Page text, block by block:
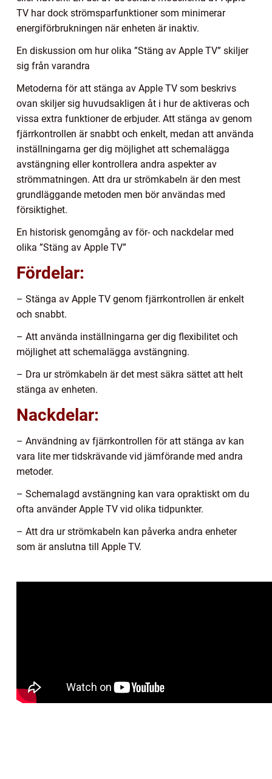
TV har dock strömsparfunktioner som minimerar
energiförbrukningen när enheten är inaktiv.
En diskussion om hur olika ”Stäng av Apple TV” skiljer
sig från varandra
Metoderna för att stänga av Apple TV som beskrivs
ovan skiljer sig huvudsakligen åt i hur de aktiveras och
vissa extra funktioner de erbjuder. Att stänga av genom
fjärrkontrollen är snabbt och enkelt, medan att använda
inställningarna ger dig möjlighet att schemalägga
avstängning eller kontrollera andra aspekter av
strömmatningen. Att dra ur strömkabeln är den mest
grundläggande metoden men bör användas med
försiktighet.
En historisk genomgång av för- och nackdelar med
olika ”Stäng av Apple TV”
Fördelar:
– Stänga av Apple TV genom fjärrkontrollen är enkelt
och snabbt.
– Att använda inställningarna ger dig flexibilitet och
möjlighet att schemalägga avstängning.
– Dra ur strömkabeln är det mest säkra sättet att helt
stänga av enheten.
Nackdelar:
– Användning av fjärrkontrollen för att stänga av kan
vara lite mer tidskrävande vid jämförande med andra
metoder.
– Schemalagd avstängning kan vara opraktiskt om du
ofta använder Apple TV vid olika tidpunkter.
– Att dra ur strömkabeln kan påverka andra enheter
som är anslutna till Apple TV.